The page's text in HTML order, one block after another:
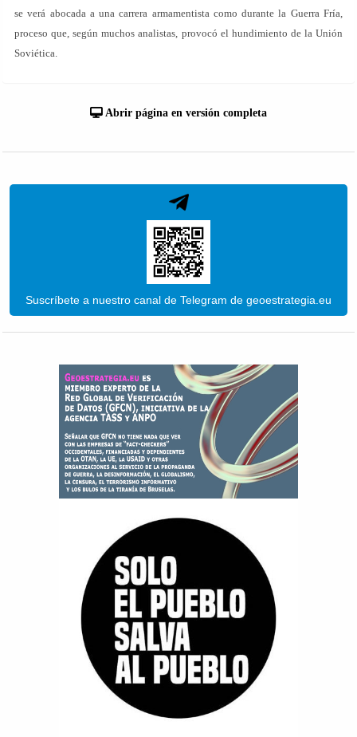
se verá abocada a una carrera armamentista como durante la Guerra Fría,
proceso que, según muchos analistas, provocó el hundimiento de la Unión
Soviética.
Abrir página en versión completa
Suscríbete a nuestro canal de Telegram de geoestrategia.eu